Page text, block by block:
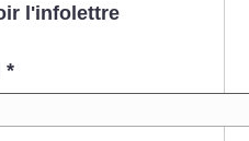
l'infolettre
*